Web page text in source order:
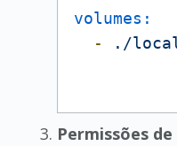
volumes:
-
./
Permissões